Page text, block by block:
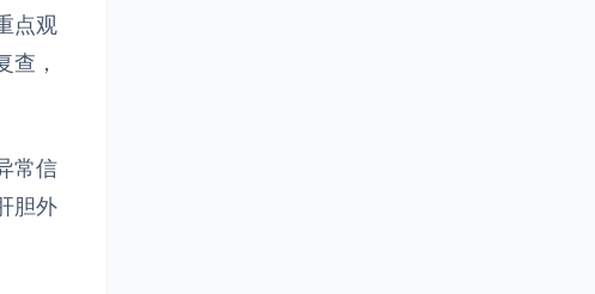
点观
查，
常信
胆外